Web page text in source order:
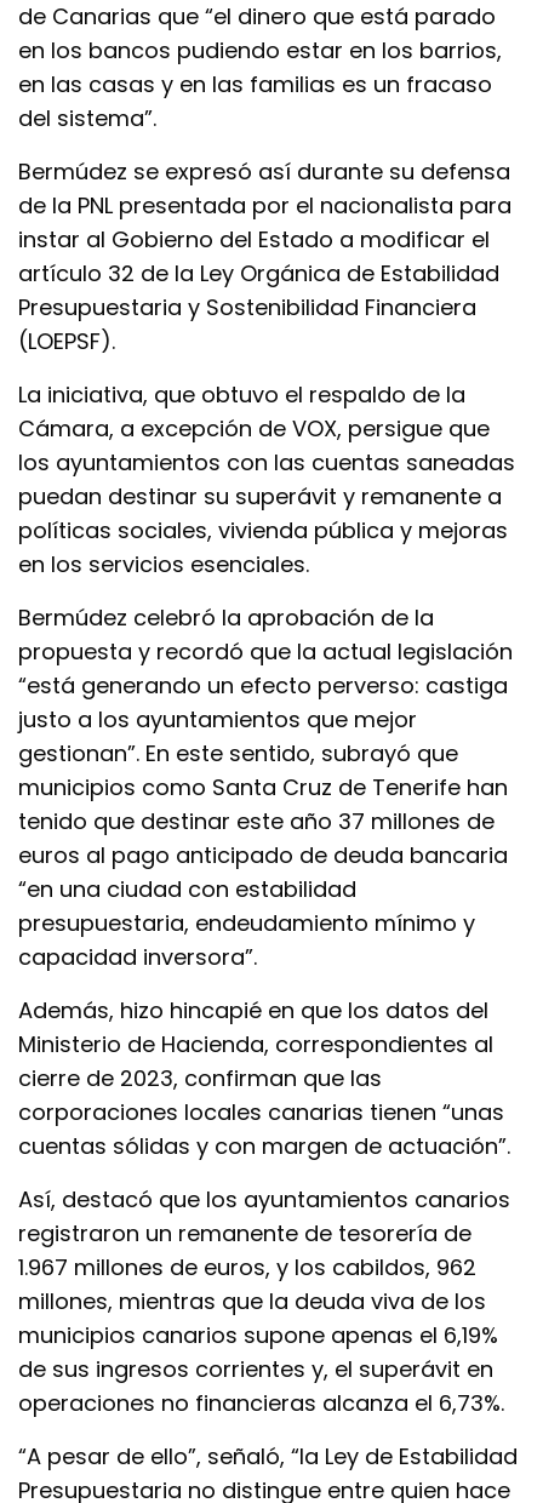
de Canarias que “el dinero que está parado
en los bancos pudiendo estar en los barrios,
en las casas y en las familias es un fracaso
del sistema”.
Bermúdez se expresó así durante su defensa
de la PNL presentada por el nacionalista para
instar al Gobierno del Estado a modificar el
artículo 32 de la Ley Orgánica de Estabilidad
Presupuestaria y Sostenibilidad Financiera
(LOEPSF).
La iniciativa, que obtuvo el respaldo de la
Cámara, a excepción de VOX, persigue que
los ayuntamientos con las cuentas saneadas
puedan destinar su superávit y remanente a
políticas sociales, vivienda pública y mejoras
en los servicios esenciales.
Bermúdez celebró la aprobación de la
propuesta y recordó que la actual legislación
“está generando un efecto perverso: castiga
justo a los ayuntamientos que mejor
gestionan”. En este sentido, subrayó que
municipios como Santa Cruz de Tenerife han
tenido que destinar este año 37 millones de
euros al pago anticipado de deuda bancaria
“en una ciudad con estabilidad
presupuestaria, endeudamiento mínimo y
capacidad inversora”.
Además, hizo hincapié en que los datos del
Ministerio de Hacienda, correspondientes al
cierre de 2023, confirman que las
corporaciones locales canarias tienen “unas
cuentas sólidas y con margen de actuación”.
Así, destacó que los ayuntamientos canarios
registraron un remanente de tesorería de
1.967 millones de euros, y los cabildos, 962
millones, mientras que la deuda viva de los
municipios canarios supone apenas el 6,19%
de sus ingresos corrientes y, el superávit en
operaciones no financieras alcanza el 6,73%.
“A pesar de ello”, señaló, “la Ley de Estabilidad
Presupuestaria no distingue entre quien hace